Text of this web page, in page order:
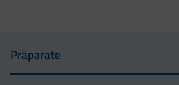
Präparate